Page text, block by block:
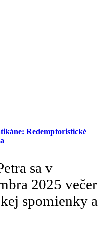
Redemptoristické
sa v
2025 večer
spomienky a